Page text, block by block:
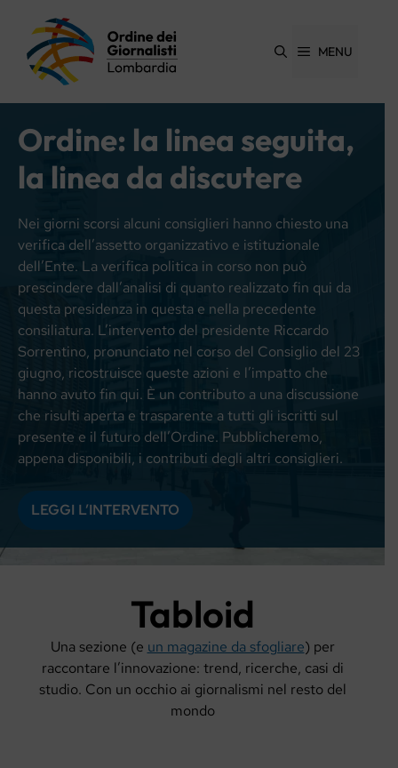
contenuto
MENU
Ordine: la linea seguita,
la linea da discutere
Nei giorni scorsi alcuni consiglieri hanno chiesto una
verifica dell’assetto organizzativo e istituzionale
dell’Ente. La verifica politica in corso non può
prescindere dall’analisi di quanto realizzato fin qui da
questa presidenza in questa e nella precedente
consiliatura. L’intervento del presidente Riccardo
Sorrentino, pronunciato nel corso del Consiglio del 23
giugno, ricostruisce queste azioni e l’impatto che
hanno avuto fin qui. È un contributo a una discussione
che risulti aperta e trasparente a tutti gli iscritti sul
presente e il futuro dell’Ordine. Pubblicheremo,
appena disponibili, i contributi degli altri consiglieri.
LEGGI L’INTERVENTO
Tabloid
Una sezione (e un magazine da sfogliare) per
raccontare l’innovazione: trend, ricerche, casi di
studio. Con un occhio ai giornalismi nel resto del
mondo